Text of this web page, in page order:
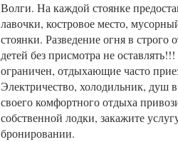
Волги. На каждой стоянке
лавочки, костровое место,
стоянки. Разведение огня в
детей без присмотра не
ограничен, отдыхающие часто
Электричество, холодильник, душ
своего комфортного отдыха
собственной лодки, закажите
бронировании.